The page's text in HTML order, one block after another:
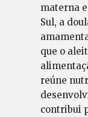
materna
Sul, a
que o
reúne
contribui